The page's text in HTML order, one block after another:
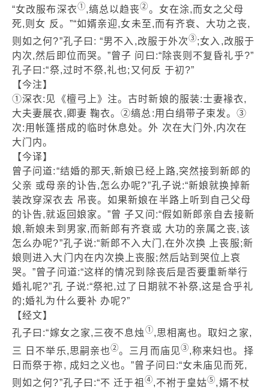
“女改服布深衣①,缟总以趋丧②。女在涂,而女之父母
死,则女 反。”“如婿亲迎,女未至,而有齐衰、大功之丧,
则如之何?”孔子曰: “男不入,改服于外次③;女入,改服于
内次,然后即位而哭。”曾子 问曰:“除丧则不复昏礼乎?”
孔子曰:“祭,过时不祭,礼也;又何反 于初?”
【今注】
①深衣:见《檀弓上》注。古时新娘的服装:士妻褖衣,
大夫妻展衣,卿妻 鞠衣。②缟总:用白绢带子束发。③
次:用帐篷搭成的临时休息处。外 次在大门外,内次在
大门内。
【今译】
曾子问道:“结婚的那天,新娘已经上路,突然接到新郎的
父亲 或母亲的讣告,怎么办呢?”孔子说:“新娘就换掉新
装改穿深衣去 吊丧。如果新娘在半路上听到自己父母
的讣告,就返回娘家。”曾 子又问:“假如新郎亲自去接新
娘,新娘未到男家,而新郎有齐衰或 大功的亲属之丧,该
怎么办呢?”孔子说:“新郎不入大门,在外次换 上丧服;新
娘则进入大门内在内次换上丧服;然后站到哭位上哀
哭。”曾子问道:“这样的情况到除丧后是否要重新举行
婚礼呢?”孔 子说:“祭祀,过了日期就不补祭,这是合乎礼
的;婚礼为什么要补 办呢?”
【经文】
孔子曰:“嫁女之家,三夜不息烛 ①,思相离也。取妇之家,
三 日不举乐,思嗣亲也②。三月而庙见③,称来妇也。择
日而祭于祢, 成妇之义也。”曾子问曰:“女未庙见而死,
则如之何?”孔子曰:“不 迁于祖 ④,不祔于皇姑⑤,婿不杖